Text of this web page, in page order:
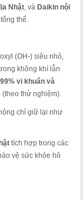
Nhật, và Daikin nội
thể.
(OH-) siêu nhỏ,
không khí lẫn
99% vi khuẩn và
(theo thử nghiệm).
chỉ giữ lại như
tích hợp trong các
vệ sức khỏe hô